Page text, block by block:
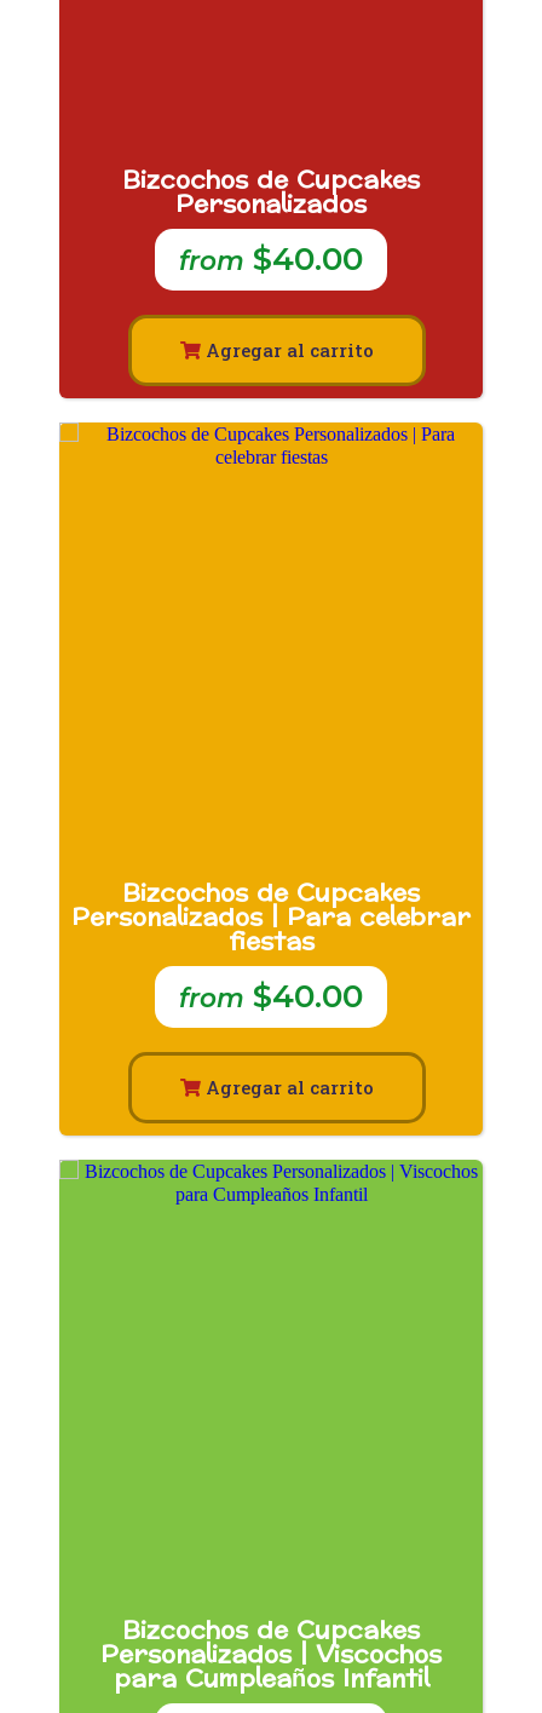
Bizcochos de Cupcakes
Personalizados
from $40.00
Agregar al carrito
Bizcochos de Cupcakes
Personalizados | Para celebrar
fiestas
from $40.00
Agregar al carrito
Bizcochos de Cupcakes
Personalizados | Viscochos
para Cumpleaños Infantil